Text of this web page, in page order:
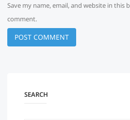
Save my name, email, and website in this
comment.
SEARCH